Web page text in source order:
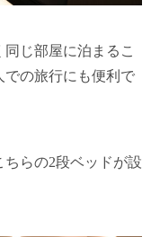
じ部屋に泊まるこ
での旅行にも便利で
らの2段ベッドが設